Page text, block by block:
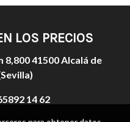
LOS PRECIOS
41500 Alcalá de
14 62